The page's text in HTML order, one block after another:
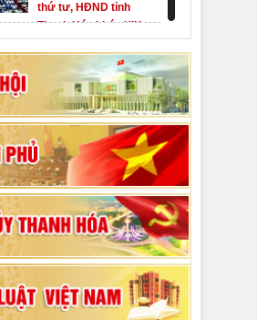
thứ tư, HĐND tỉnh
Thanh Hóa khóa XIX
Khai mạc kỳ họp thứ
Nhất, Quốc hội khóa
Hướng dẫn quy trình
bỏ phiếu bầu cử
ĐBQH khoá XVI và
đại biểu HĐND các
cấp nhiệm kỳ 2026-
80 năm Quốc hội Việt
Nam: vì lợi ích Nhân
dân, vì sự phát triển
của đất nước
Bộ Chính trị duyệt nội
dung Đại hội đại biểu
Đảng bộ tỉnh Thanh
Hóa lần thứ XX,